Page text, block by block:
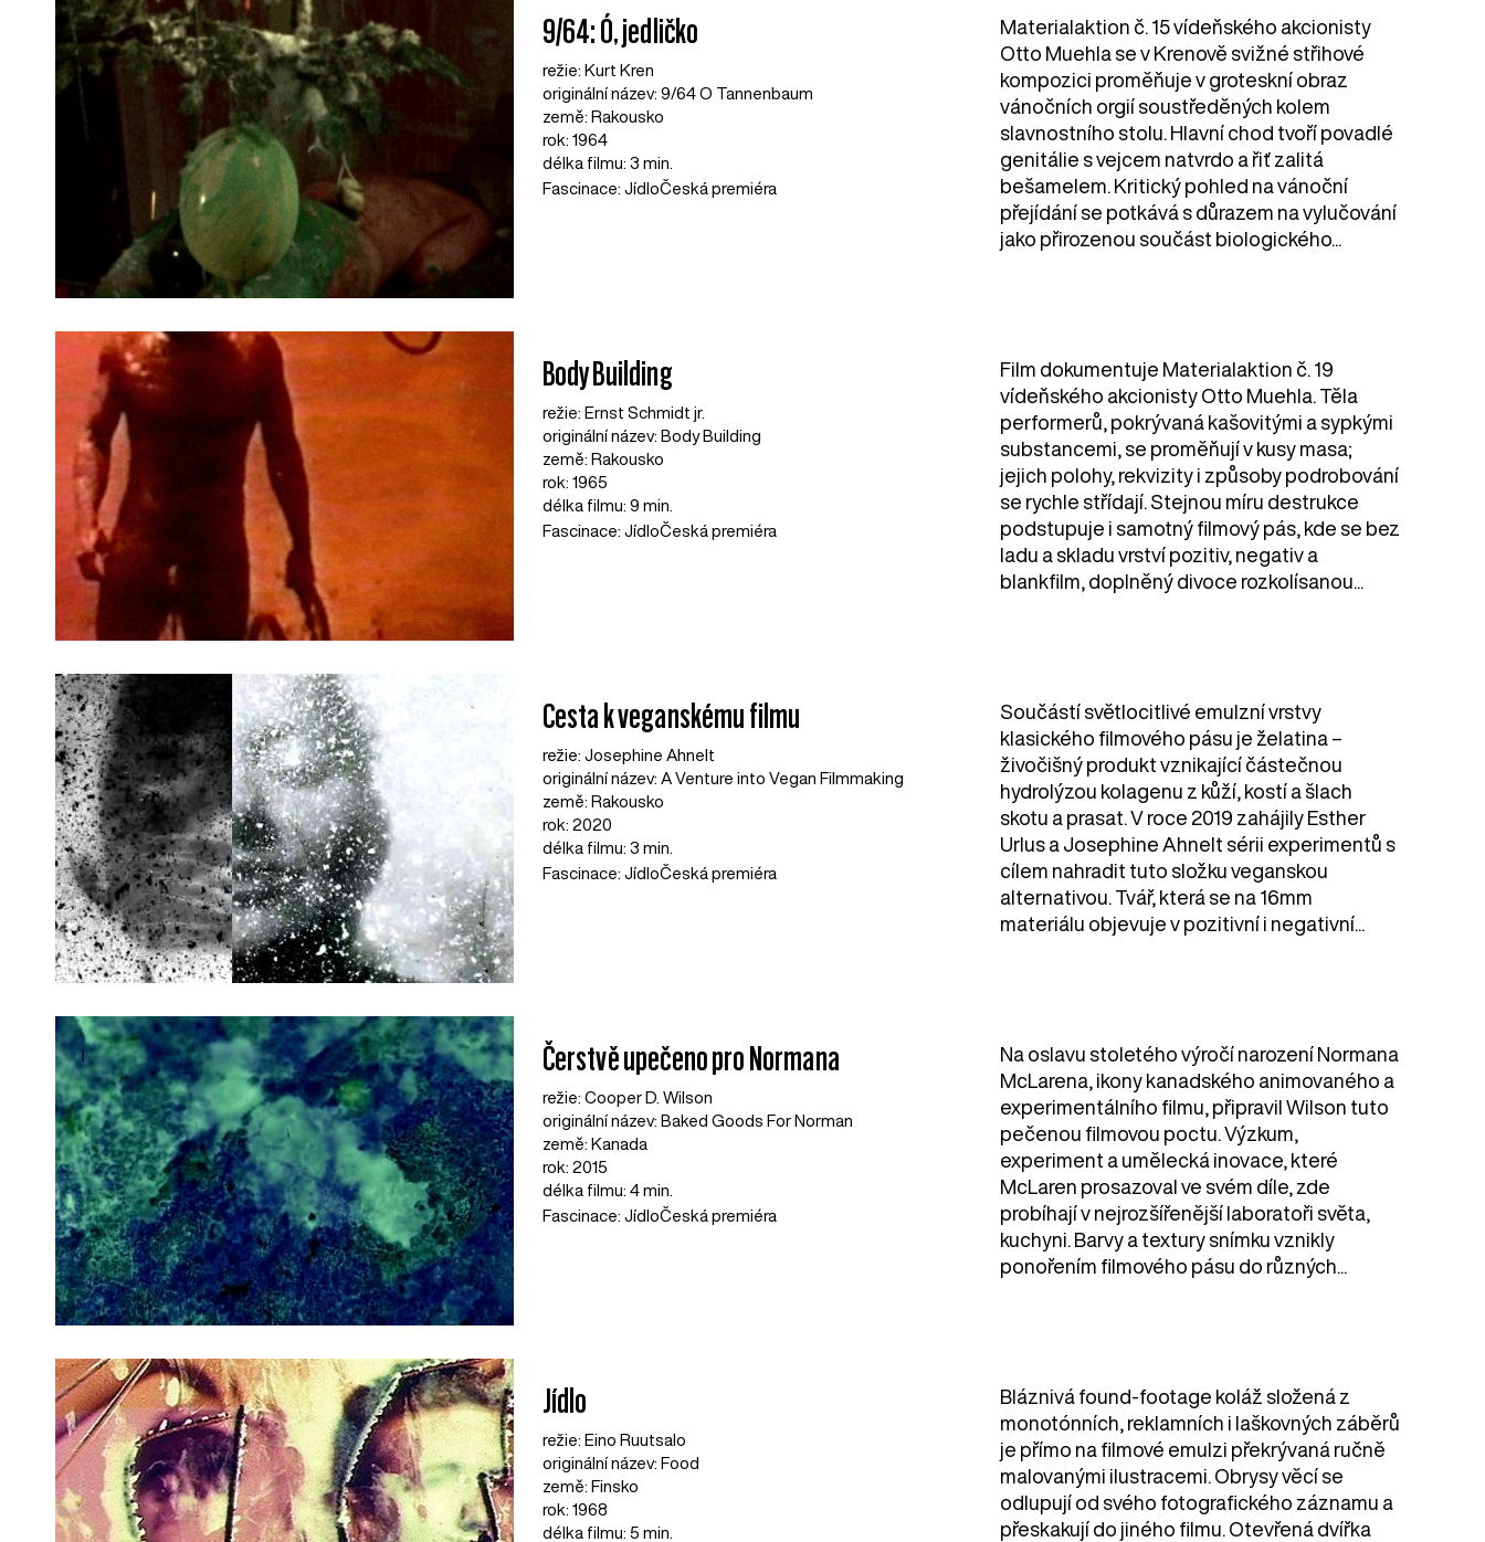
9/64: Ó, jedličko
režie: Kurt Kren
originální název: 9/64 O Tannenbaum
země: Rakousko
rok: 1964
délka filmu: 3 min.
Fascinace: JídloČeská premiéra
Materialaktion č. 15 vídeňského akcionisty
Otto Muehla se v Krenově svižné střihové
kompozici proměňuje v groteskní obraz
vánočních orgií soustředěných kolem
slavnostního stolu. Hlavní chod tvoří povadlé
genitálie s vejcem natvrdo a řiť zalitá
bešamelem. Kritický pohled na vánoční
přejídání se potkává s důrazem na vylučování
jako přirozenou součást biologického...
Body Building
režie: Ernst Schmidt jr.
originální název: Body Building
země: Rakousko
rok: 1965
délka filmu: 9 min.
Fascinace: JídloČeská premiéra
Film dokumentuje Materialaktion č. 19
vídeňského akcionisty Otto Muehla. Těla
performerů, pokrývaná kašovitými a sypkými
substancemi, se proměňují v kusy masa;
jejich polohy, rekvizity i způsoby podrobování
se rychle střídají. Stejnou míru destrukce
podstupuje i samotný filmový pás, kde se bez
ladu a skladu vrství pozitiv, negativ a
blankfilm, doplněný divoce rozkolísanou...
Cesta k veganskému filmu
režie: Josephine Ahnelt
originální název: A Venture into Vegan Filmmaking
země: Rakousko
rok: 2020
délka filmu: 3 min.
Fascinace: JídloČeská premiéra
Součástí světlocitlivé emulzní vrstvy
klasického filmového pásu je želatina –
živočišný produkt vznikající částečnou
hydrolýzou kolagenu z kůží, kostí a šlach
skotu a prasat. V roce 2019 zahájily Esther
Urlus a Josephine Ahnelt sérii experimentů s
cílem nahradit tuto složku veganskou
alternativou. Tvář, která se na 16mm
materiálu objevuje v pozitivní i negativní...
Čerstvě upečeno pro Normana
režie: Cooper D. Wilson
originální název: Baked Goods For Norman
země: Kanada
rok: 2015
délka filmu: 4 min.
Fascinace: JídloČeská premiéra
Na oslavu stoletého výročí narození Normana
McLarena, ikony kanadského animovaného a
experimentálního filmu, připravil Wilson tuto
pečenou filmovou poctu. Výzkum,
experiment a umělecká inovace, které
McLaren prosazoval ve svém díle, zde
probíhají v nejrozšířenější laboratoři světa,
kuchyni. Barvy a textury snímku vznikly
ponořením filmového pásu do různých...
Jídlo
režie: Eino Ruutsalo
originální název: Food
země: Finsko
rok: 1968
délka filmu: 5 min.
Bláznivá found-footage koláž složená z
monotónních, reklamních i laškovných záběrů
je přímo na filmové emulzi překrývaná ručně
malovanými ilustracemi. Obrysy věcí se
odlupují od svého fotografického záznamu a
přeskakují do jiného filmu. Otevřená dvířka